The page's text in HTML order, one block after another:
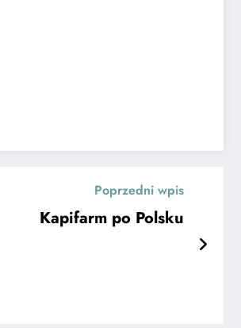
Poprzedni wpis
Kapifarm po Polsku